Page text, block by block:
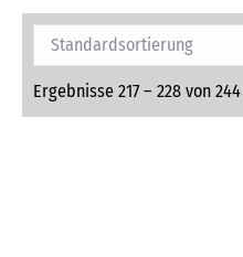
Ergebnisse 217 – 228 von